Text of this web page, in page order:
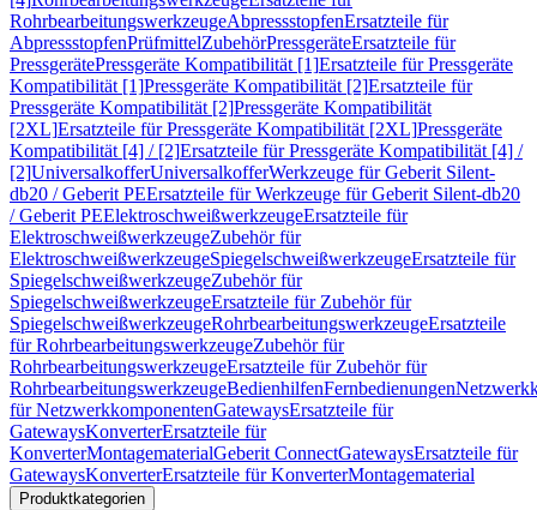
RohrbearbeitungswerkzeugeAbpressstopfenErsatzteile für
AbpressstopfenPrüfmittelZubehörPressgeräteErsatzteile für
PressgerätePressgeräte Kompatibilität [1]Ersatzteile für Pressgeräte
Kompatibilität [1]Pressgeräte Kompatibilität [2]Ersatzteile für
Pressgeräte Kompatibilität [2]Pressgeräte Kompatibilität
[2XL]Ersatzteile für Pressgeräte Kompatibilität [2XL]Pressgeräte
Kompatibilität [4] / [2]Ersatzteile für Pressgeräte Kompatibilität [4] /
[2]UniversalkofferUniversalkofferWerkzeuge für Geberit Silent-
db20 / Geberit PEErsatzteile für Werkzeuge für Geberit Silent-db20
/ Geberit PEElektroschweißwerkzeugeErsatzteile für
ElektroschweißwerkzeugeZubehör für
ElektroschweißwerkzeugeSpiegelschweißwerkzeugeErsatzteile für
SpiegelschweißwerkzeugeZubehör für
SpiegelschweißwerkzeugeErsatzteile für Zubehör für
SpiegelschweißwerkzeugeRohrbearbeitungswerkzeugeErsatzteile
für RohrbearbeitungswerkzeugeZubehör für
RohrbearbeitungswerkzeugeErsatzteile für Zubehör für
RohrbearbeitungswerkzeugeBedienhilfenFernbedienungen
für NetzwerkkomponentenGatewaysErsatzteile für
GatewaysKonverterErsatzteile für
KonverterMontagematerialGeberit ConnectGatewaysErsatzteile für
GatewaysKonverterErsatzteile für KonverterMontagematerial
Produktkategorien